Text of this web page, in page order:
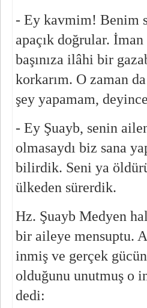
- Ey kavmim! Benim
apaçık doğrular.
başınıza ilâhi bir
korkarım. O zaman
şey yapamam,
- Ey Şuayb, senin
olmasaydı biz sana
bilirdik. Seni ya
ülkeden sürerdik.
Hz. Şuayb Medyen
bir aileye mensuptu.
inmiş ve gerçek
olduğunu unutmuş o
dedi: